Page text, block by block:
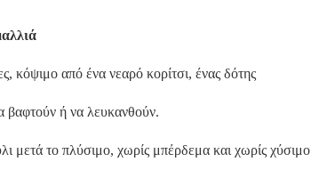
κόψιμο από ένα νεαρό κορίτσι, ένας δότης
βαφτούν ή να λευκανθούν.
μετά το πλύσιμο, χωρίς μπέρδεμα και χωρίς χύσιμο